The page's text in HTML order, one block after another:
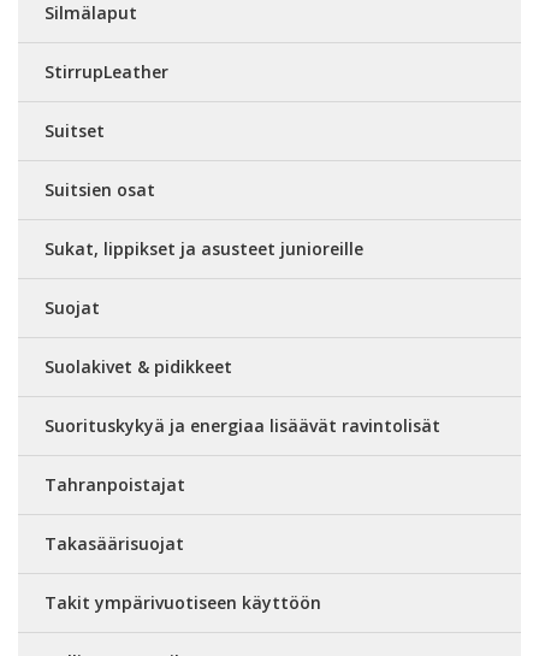
Silmälaput
StirrupLeather
Suitset
Suitsien osat
Sukat, lippikset ja asusteet junioreille
Suojat
Suolakivet & pidikkeet
Suorituskykyä ja energiaa lisäävät ravintolisät
Tahranpoistajat
Takasäärisuojat
Takit ympärivuotiseen käyttöön